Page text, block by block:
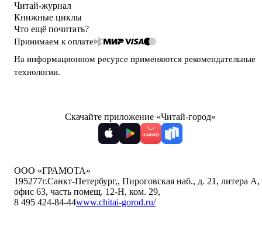
Читай-журнал
Книжные циклы
Что ещё почитать?
Принимаем к оплате
На информационном ресурсе применяются рекомендательные
технологии.
Скачайте приложение «Читай-город»
ООО «ГРАМОТА»
195277г.Санкт-Петербург,, Пироговская наб., д. 21, литера А,
офис 63, часть помещ. 12-Н, ком. 29,
8 495 424-84-44www.chitai-gorod.ru/